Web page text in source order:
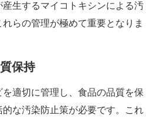
生するマイコトキシンによる汚
らの管理が極めて重要となりま
保持
適切に管理し、食品の品質を保
な汚染防止策が必要です。これ